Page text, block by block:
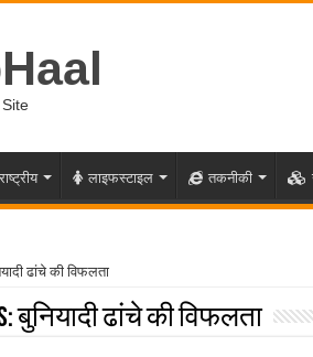
लाइफस्टाइल तकनीकी
ढांचे की विफलता
बुनियादी ढांचे की विफलता